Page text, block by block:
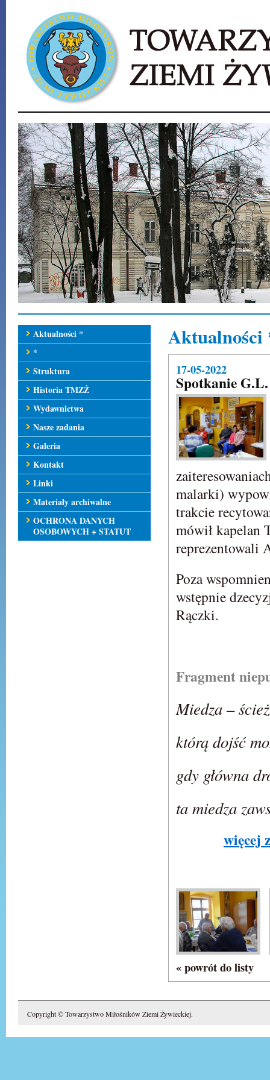
Aktualności *
*
Struktura
Historia TMZŻ
Wydawnictwa
Nasze zadania
Galeria
Kontakt
Linki
Materiały archiwalne
OCHRONA DANYCH
OSOBOWYCH + STATUT
Aktualności
17-05-2022
Spotkanie
malarki)
trakcie
mówił kapelan
reprezentowali
Poza
wstępnie
Rączki.
Fragment
Miedza –
którą dojść
gdy główna
ta miedza
więcej
« powrót do listy
Copyright © Towarzystwo Miłośników Ziemi Żywieckiej.